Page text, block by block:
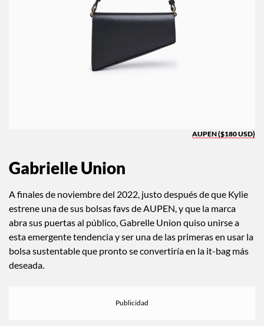
AUPEN ($180 USD)
Gabrielle Union
A finales de noviembre del 2022, justo después de que Kylie
estrene una de sus bolsas favs de AUPEN, y que la marca
abra sus puertas al público, Gabrelle Union quiso unirse a
esta emergente tendencia y ser una de las primeras en usar la
bolsa sustentable que pronto se convertiría en la it-bag más
deseada.